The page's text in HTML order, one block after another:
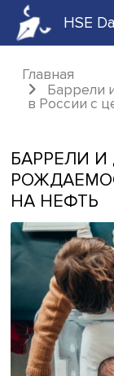
HSE
Главная
БАРРЕЛИ
НА НЕФТЬ